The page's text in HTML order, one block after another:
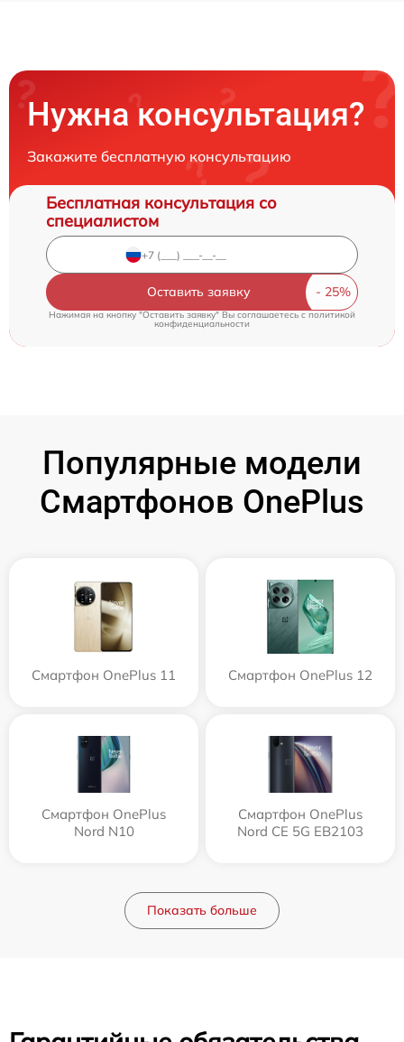
Нужна консультация?
Закажите бесплатную консультацию
Бесплатная консультация со
специалистом
Оставить заявку
Нажимая на кнопку "Оставить заявку" Вы соглашаетесь c политикой
конфиденциальности
Популярные модели
Смартфонов OnePlus
Смартфон OnePlus 11 Смартфон OnePlus 12
Смартфон OnePlus
Nord N10
Смартфон OnePlus
Nord CE 5G EB2103
Показать больше